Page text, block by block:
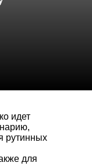
идет
рутинных
для